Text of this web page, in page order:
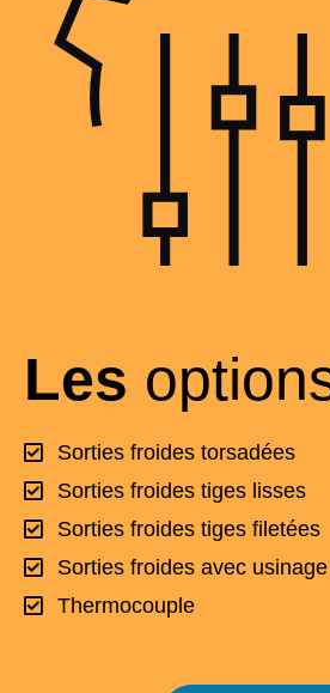
Les
Sorties froides torsadées
Sorties froides tiges lisses
Sorties froides tiges filetées
Sorties froides avec usinage
Thermocouple